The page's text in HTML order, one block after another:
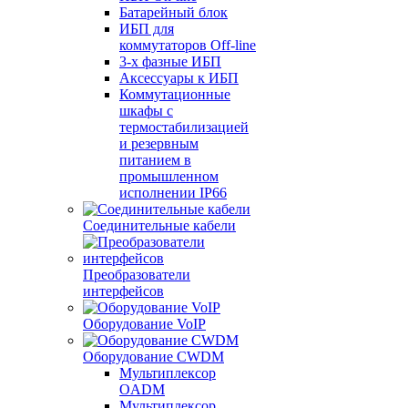
Батарейный блок
ИБП для
коммутаторов Off-line
3-х фазные ИБП
Аксессуары к ИБП
Коммутационные
шкафы с
термостабилизацией
и резервным
питанием в
промышленном
исполнении IP66
Соединительные кабели
Преобразователи
интерфейсов
Оборудование VoIP
Оборудование CWDM
Мультиплекcор
OADM